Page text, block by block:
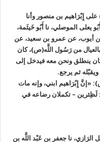
إِبْرَاهيم بن منصور وأنا
يعلى الموصلي، نا أَبُو خَيثَمة،
عن أيوب، عن عمرو بن سعيد، عن
من رَسُول اللَّه(ص)، كان
ينطلق ونحن معه فيدخل إلى
ثم يرجع.
«إنَّ إِبْرَاهيم ابني، وإنه مات
لَظِئرين – تكملان رضاعه في
الرَازي، نا جعفر بن عَبْد اللَّه بن